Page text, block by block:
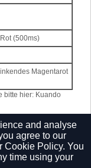
(500ms)
Magentarot
bitte hier: Kuando
bitte hier:
Embrava
and analyse
agree to our
Cookie Policy. You
time using your